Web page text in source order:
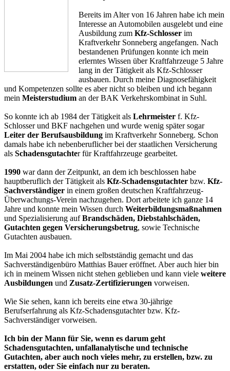
Bereits im Alter von 16 Jahren habe ich mein
Interesse an Automobilen ausgelebt und eine
Ausbildung zum Kfz-Schlosser im
Kraftverkehr Sonneberg angefangen. Nach
bestandenen Prüfungen konnte ich mein
erlerntes Wissen über Kraftfahrzeuge 5 Jahre
lang in der Tätigkeit als Kfz-Schlosser
ausbauen. Durch meine Diagnosefähigkeit
und Kompetenzen sollte es aber nicht so bleiben und ich begann
mein Meisterstudium an der BAK Verkehrskombinat in Suhl.
So konnte ich ab 1984 der Tätigkeit als Lehrmeister f. Kfz-
Schlosser und BKF nachgehen und wurde wenig später sogar
Leiter der Berufsausbildung im Kraftverkehr Sonneberg. Schon
damals habe ich nebenberuflicher bei der staatlichen Versicherung
als Schadensgutachter für Kraftfahrzeuge gearbeitet.
1990 war dann der Zeitpunkt, an dem ich beschlossen habe
hauptberuflich der Tätigkeit als Kfz-Schadensgutachter bzw. Kfz-
Sachverständiger in einem großen deutschen Kraftfahrzeug-
Überwachungs-Verein nachzugehen. Dort arbeitete ich ganze 14
Jahre und konnte mein Wissen durch Weiterbildungsmaßnahmen
und Spezialisierung aufBrandschäden, Diebstahlschäden,
Gutachten gegen Versicherungsbetrug, sowie Technische
Gutachten ausbauen.
Im Mai 2004 habe ich mich selbstständig gemacht und das
Sachverständigenbüro Matthias Bauer eröffnet. Aber auch hier bin
ich in meinem Wissen nicht stehen geblieben und kann viele weitere
Ausbildungen und Zusatz-Zertifizierungen vorweisen.
Wie Sie sehen, kann ich bereits eine etwa 30-jährige
Berufserfahrung als Kfz-Schadensgutachter bzw. Kfz-
Sachverständiger vorweisen.
Ich bin der Mann für Sie, wenn es darum geht
Schadensgutachten, unfallanalytische und technische
Gutachten, aber auch noch vieles mehr, zu erstellen, bzw. zu
erstatten, oder Sie einfach nur zu beraten.